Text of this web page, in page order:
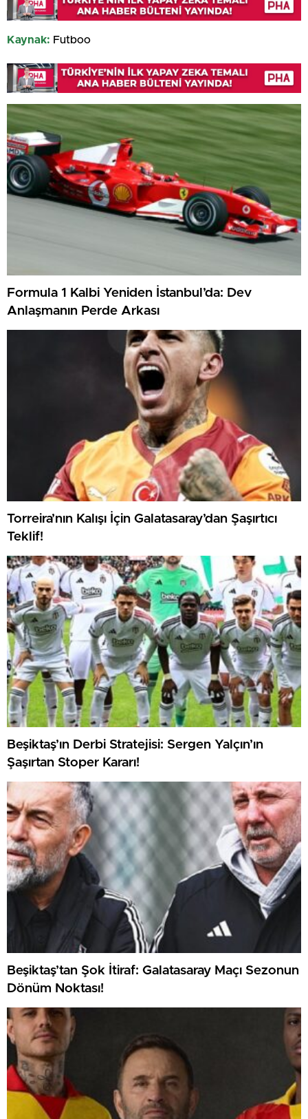
Kaynak: Futboo
Formula 1 Kalbi Yeniden İstanbul’da: Dev
Anlaşmanın Perde Arkası
Torreira’nın Kalışı İçin Galatasaray’dan Şaşırtıcı
Teklif!
Beşiktaş’ın Derbi Stratejisi: Sergen Yalçın’ın
Şaşırtan Stoper Kararı!
Beşiktaş’tan Şok İtiraf: Galatasaray Maçı Sezonun
Dönüm Noktası!